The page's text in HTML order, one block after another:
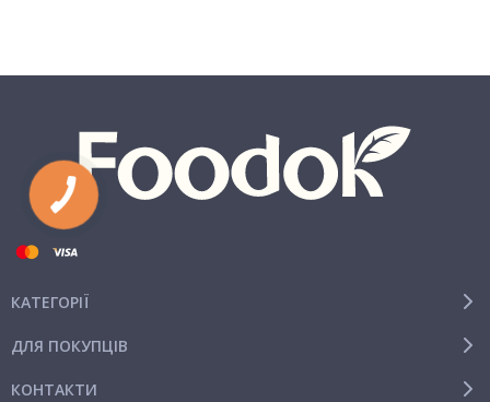
КАТЕГОРІЇ
ДЛЯ ПОКУПЦІВ
КОНТАКТИ